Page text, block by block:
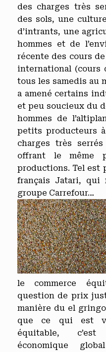
des charges très
des sols, une
d’intrants, une
hommes et de
récente des cours
international (cours
tous les samedis au
a amené certains
et peu soucieux du
hommes de
petits producteurs
charges très
offrant le même
productions. Tel est
français Jatari, qui
groupe Carrefour…
le commerce
question de prix
manière du el
que ce qui est
équitable,
économique